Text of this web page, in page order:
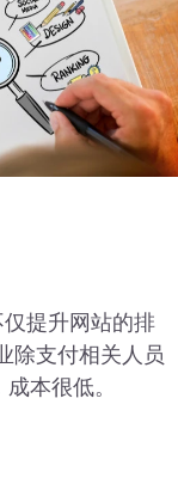
提升网站的排
除支付相关人员
本很低。